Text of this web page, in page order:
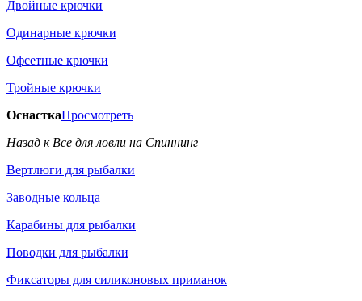
Двойные крючки
Одинарные крючки
Офсетные крючки
Тройные крючки
ОснасткаПросмотреть
Назад к Все для ловли на Спиннинг
Вертлюги для рыбалки
Заводные кольца
Карабины для рыбалки
Поводки для рыбалки
Фиксаторы для силиконовых приманок